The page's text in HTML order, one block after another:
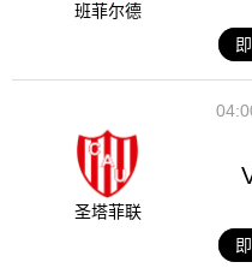
班菲尔德
圣塔菲联